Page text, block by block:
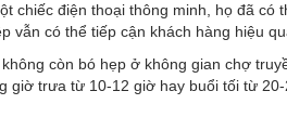
chiếc điện thoại thông minh, họ đã có
có thể tiếp cận khách hàng hiệu
còn bó hẹp ở không gian chợ
giờ trưa từ 10-12 giờ hay buổi tối từ